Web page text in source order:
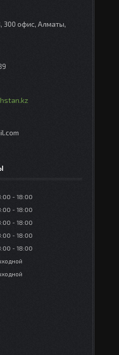
300 офис, Алматы,
18:00
18:00
18:00
18:00
18:00